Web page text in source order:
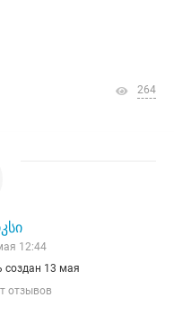
264
12:44
создан 13 мая
отзывов